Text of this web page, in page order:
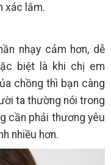
xác lắm.
nhạy cảm hơn, dễ
biệt là khi chị em
chồng thì bạn càng
ta thường nói trong
cần phải thương yêu
nhiều hơn.